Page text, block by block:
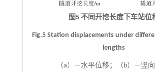
图5 不同开挖长度下车站位
Fig.5 Station displacements under
lengths
（a）—水平位移；（b）—竖